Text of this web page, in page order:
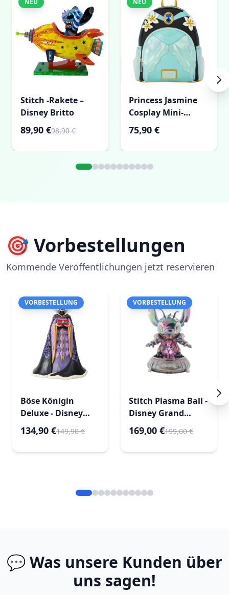
NEU
Stitch -Rakete –
Disney Britto
89,90 €98,90 €
NEU
Princess Jasmine
Cosplay Mini-
Rucksack mit
Lampen-Charm -
Aladdin
75,90 €
🎯 Vorbestellungen
Kommende Veröffentlichungen jetzt reservieren
VORBESTELLUNG
Böse Königin
Deluxe - Disney
Traditions
134,90 €149,90 €
VORBESTELLUNG
Stitch Plasma Ball -
Disney Grand
Jester
169,00 €199,00 €
💬 Was unsere Kunden über
uns sagen!